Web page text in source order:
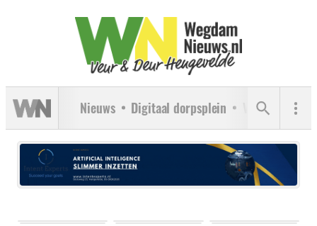
Nieuws Digitaal dorpsplein Verenigingen